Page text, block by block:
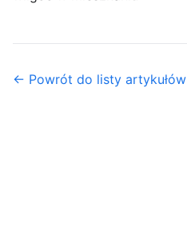
← Powrót do listy artykułów